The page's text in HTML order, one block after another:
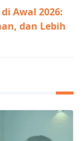
Awal 2026:
dan Lebih